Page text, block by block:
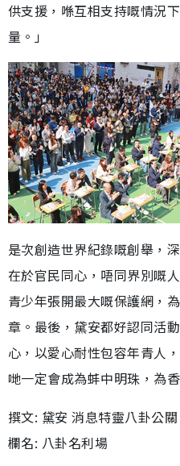
供支援，喺互相支持嘅情況
量。」
是次創造世界紀錄嘅創舉，
在於官民同心，唔同界別嘅
青少年張開最大嘅保護網，
章。最後，黛安都好認同活
心，以愛心耐性包容年青人
哋一定會成為蚌中明珠，為
撰文: 黛安 消息特靈八卦公關
欄名: 八卦名利場